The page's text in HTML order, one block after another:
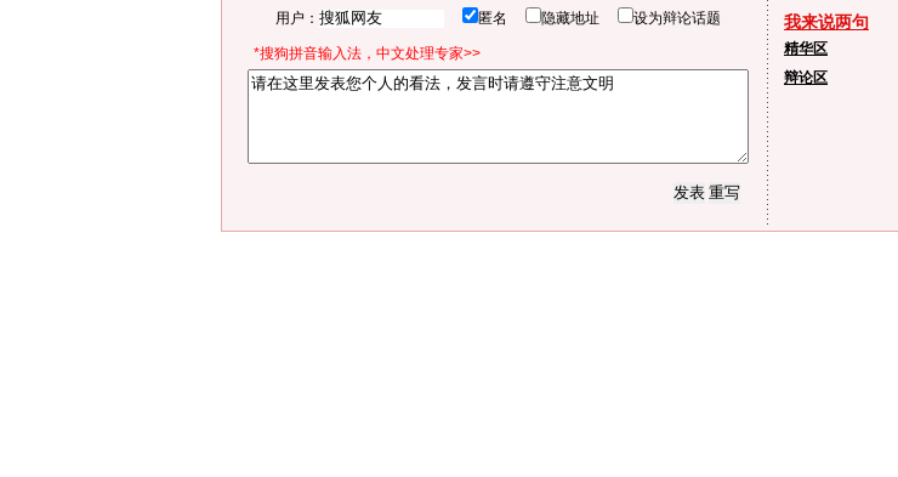
用户： 匿名 隐藏地址 设为辩论话题
*搜狗拼音输入法，中文处理专家>>
我来说两句
精华区
辩论区